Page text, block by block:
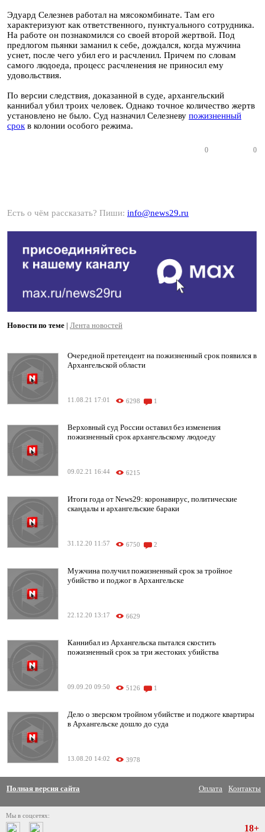
Эдуард Селезнев работал на мясокомбинате. Там его
характеризуют как ответственного, пунктуального сотрудника.
На работе он познакомился со своей второй жертвой. Под
предлогом пьянки заманил к себе, дождался, когда мужчина
уснет, после чего убил его и расчленил. Причем по словам
самого людоеда, процесс расчленения не приносил ему
удовольствия.
По версии следствия, доказанной в суде, архангельский
каннибал убил троих человек. Однако точное количество жертв
установлено не было. Суд назначил Селезневу пожизненный
срок в колонии особого режима.
0 0
Есть о чём рассказать? Пиши: info@news29.ru
Новости по теме | Лента новостей
Очередной претендент на пожизненный срок появился в
Архангельской области
11.08.21 17:01 6298 1
Верховный суд России оставил без изменения
пожизненный срок архангельскому людоеду
09.02.21 16:44 6215
Итоги года от News29: коронавирус, политические
скандалы и архангельские бараки
31.12.20 11:57 6750 2
Мужчина получил пожизненный срок за тройное
убийство и поджог в Архангельске
22.12.20 13:17 6629
Каннибал из Архангельска пытался скостить
пожизненный срок за три жестоких убийства
09.09.20 09:50 5126 1
Дело о зверском тройном убийстве и поджоге квартиры
в Архангельске дошло до суда
13.08.20 14:02 3978
Полная версия сайта Оплата Контакты
Мы в соцсетях:
18+